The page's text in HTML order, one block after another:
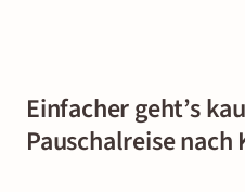
Einfacher geht’s
Pauschalreise nach